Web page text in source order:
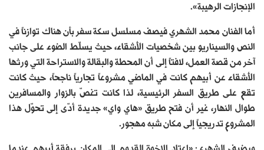
الإنجازات الرهيبة».
أما الفنان محمد الشهري فيصف مسلسل سكة سفر بأن هناك توازناً في
النص والسيناريو بين شخصيات الأشقاء، حيث يسلّط الضوء على جانب
آخر من قصة العمل، لافتاً إلى أن المحطة والبقالة والاستراحة التي ورثها
الأشقاء عن أبيهم كانت في الماضي مشروعاً تجارياً ناجحاً، حيث كانت
تقع على طريق السفر الرئيسية، لذا كانت تغصّ بالزوار والمسافرين
طوال النهار، غير أن فتح طريق «هاي واي» جديدة أدّى إلى تحوّل هذا
المشروع تدريجياً إلى مكان شبه مهجور.